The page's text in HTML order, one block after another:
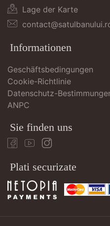
Lage der Karte
Informationen
Geschäftsbedingungen
Cookie-Richtlinie
Datenschutz-
ANPC
Sie finden uns
Plati securizate